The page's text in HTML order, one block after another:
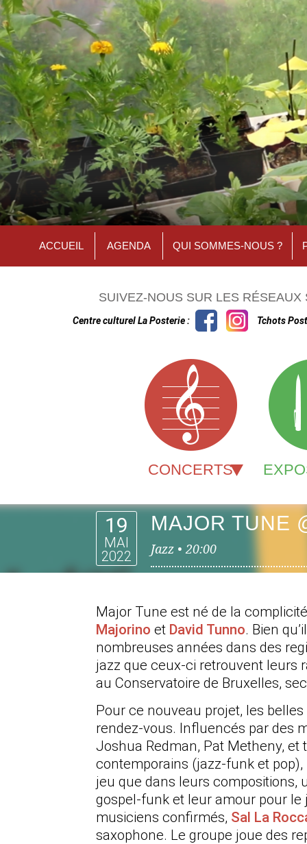
ACCUEIL AGENDA QUI SOMMES-NOUS ?
SUIVEZ-NOUS SUR LES RÉSEAUX
Centre culturel La Posterie : Tchots
CONCERTS
19
MAI
2022
MAJOR TUNE
Jazz •20:00
Major Tune est né de la
Majorino et David Tunno. Bien
nombreuses années dans des
jazz que ceux-ci retrouvent leurs
au Conservatoire de Bruxelles,
Pour ce nouveau projet, les
rendez-vous. Influencés par des
Joshua Redman, Pat Metheny, et
contemporains (jazz-funk et
jeu que dans leurs compositions,
gospel-funk et leur amour pour le
musiciens confirmés, Sal La
saxophone. Le groupe joue des